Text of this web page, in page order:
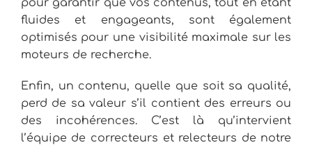
fluides et engageants, sont également
optimisés pour une visibilité maximale sur les
moteurs de recherche.
Enfin, un contenu, quelle que soit sa qualité,
perd de sa valeur s’il contient des erreurs ou
des incohérences. C’est là qu’intervient
l’équipe de correcteurs et relecteurs de notre